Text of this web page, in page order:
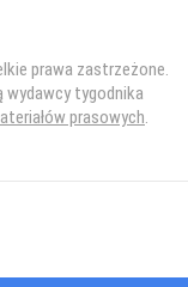
prawa zastrzeżone.
wydawcy tygodnika
prasowych